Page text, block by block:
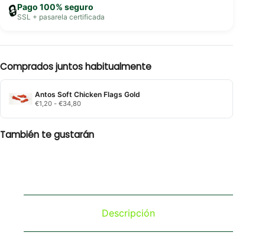
🔒Pago 100% seguro
SSL + pasarela certificada
Comprados juntos habitualmente
Antos Soft Chicken Flags Gold
€1,20 - €34,80Rango
precios:
€1,20
También te gustarán
Descripción